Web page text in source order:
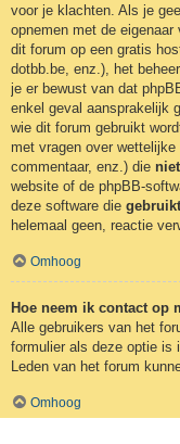
voor je klachten. Als je
opnemen met de
dit forum op een gratis
dotbb.be, enz.), het
je er bewust van dat
enkel geval aansprakelijk
wie dit forum gebruikt
met vragen over
commentaar, enz.) die
website of de phpBB-
deze software die
helemaal geen, reactie
Omhoog
Hoe neem ik contact op
Alle gebruikers van het
formulier als deze optie is
Leden van het forum
Omhoog